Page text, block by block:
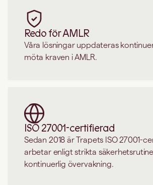
Redo för AMLR
Våra lösningar uppdateras
möta kraven i AMLR.
ISO 27001-certifierad
Sedan 2018 är Trapets ISO 27001-
arbetar enligt strikta
kontinuerlig övervakning.